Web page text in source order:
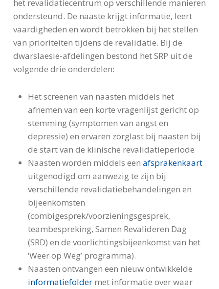
het revalidatiecentrum op verschillende manieren
ondersteund. De naaste krijgt informatie, leert
vaardigheden en wordt betrokken bij het stellen
van prioriteiten tijdens de revalidatie. Bij de
dwarslaesie-afdelingen bestond het SRP uit de
volgende drie onderdelen:
Het screenen van naasten middels het
afnemen van een korte vragenlijst gericht op
stemming (symptomen van angst en
depressie) en ervaren zorglast bij naasten bij
de start van de klinische revalidatieperiode
Naasten worden middels een afsprakenkaart
uitgenodigd om aanwezig te zijn bij
verschillende revalidatiebehandelingen en
bijeenkomsten
(combigesprek/voorzieningsgesprek,
teambespreking, Samen Revalideren Dag
(SRD) en de voorlichtingsbijeenkomst van het
‘Weer op Weg’ programma).
Naasten ontvangen een nieuw ontwikkelde
informatiefoldermet informatie over waar